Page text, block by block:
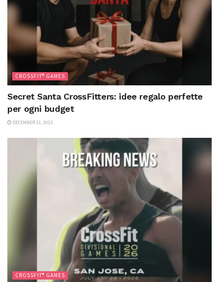
CROSSFIT® GAMES
Secret Santa CrossFitters: idee regalo perfette
per ogni budget
DECEMBER 11, 2025
CROSSFIT® GAMES